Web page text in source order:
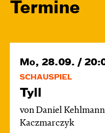
Termine
Mo, 28.09. /
SCHAUSPIEL
Tyll
von Daniel Kehlmann
Kaczmarczyk